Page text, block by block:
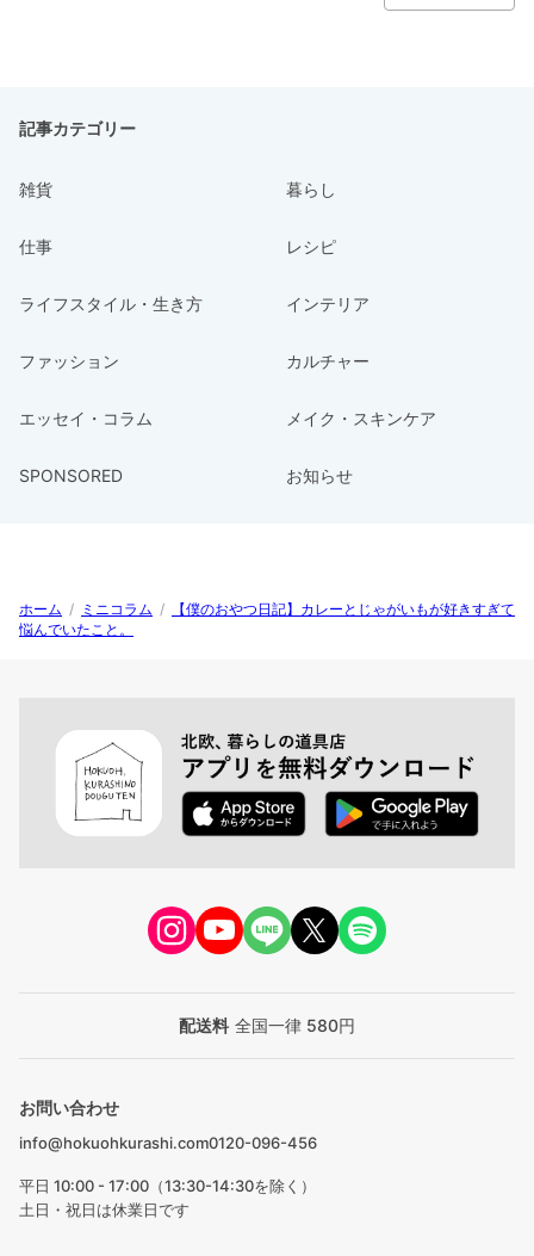
記事カテゴリー
雑貨 暮らし
仕事 レシピ
ライフスタイル・生き方 インテリア
ファッション カルチャー
エッセイ・コラム メイク・スキンケア
SPONSORED お知らせ
ホーム / ミニコラム /
【僕のおやつ日記】カレーとじゃがいもが好きすぎて
悩んでいたこと。
配送料 全国一律 580円
お問い合わせ
info@hokuohkurashi.com0120-096-456
平日 10:00 - 17:00（13:30-14:30を除く）
土日・祝日は休業日です